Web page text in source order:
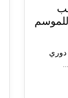
للموسم
دوري